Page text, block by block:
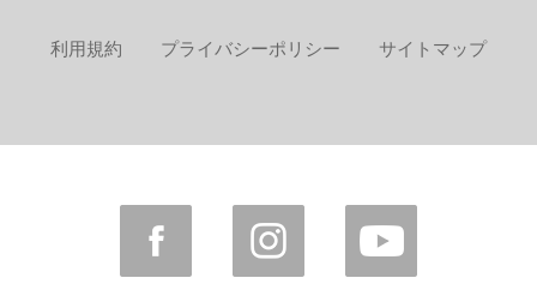
利用規約 プライバシーポリシー サイトマップ